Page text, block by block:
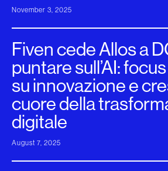
November 3, 2025
Fiven cede Allos a
puntare sull’AI:
su innovazione e
cuore della
digitale
August 7, 2025